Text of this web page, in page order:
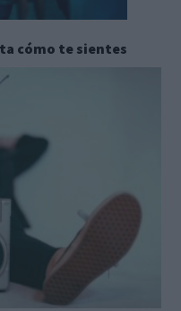
cómo te sientes